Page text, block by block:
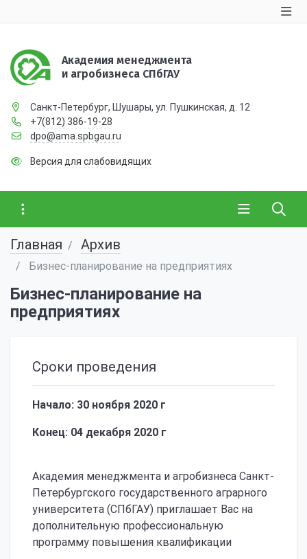
Академия менеджмента
и агробизнеса СПбГАУ
Санкт-Петербург, Шушары, ул. Пушкинская, д. 12
+7(812) 386-19-28
dpo@ama.spbgau.ru
Версия для слабовидящих
Главная Архив
Бизнес-планирование на предприятиях
Бизнес-планирование на
предприятиях
Сроки проведения
Начало: 30 ноября 2020 г
Конец: 04 декабря 2020 г
Академия менеджмента и агробизнеса Санкт-
Петербургского государственного аграрного
университета (СПбГАУ) приглашает Вас на
дополнительную профессиональную
программу повышения квалификации